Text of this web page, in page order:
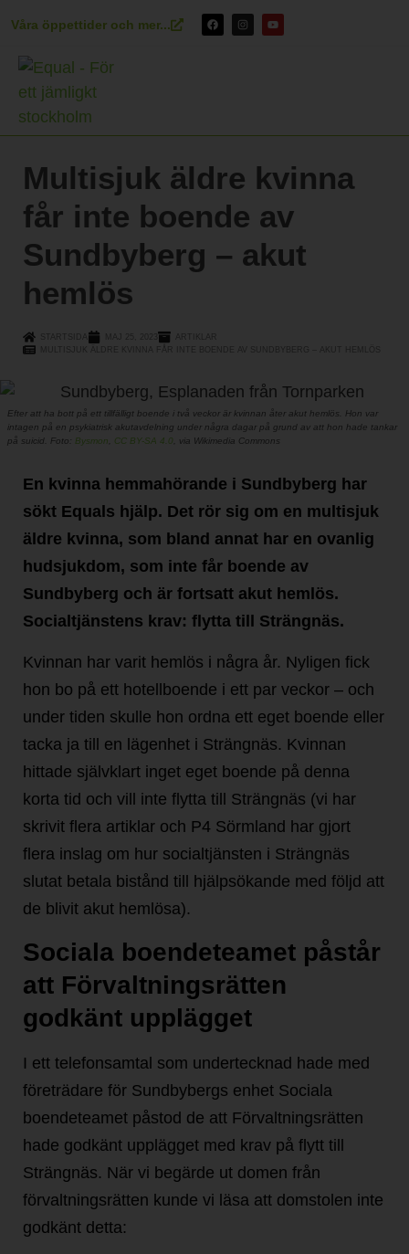
Våra öppettider och mer...
Multisjuk äldre kvinna
får inte boende av
Sundbyberg – akut
hemlös
Efter att ha bott på ett tillfälligt boende i två veckor är kvinnan åter akut hemlös. Hon var
intagen på en psykiatrisk akutavdelning under några dagar på grund av att hon hade tankar
på suicid. Foto: Bysmon CC BY-SA 4.0 , via Wikimedia Commons
En kvinna hemmahörande i Sundbyberg har
sökt Equals hjälp. Det rör sig om en multisjuk
äldre kvinna, som bland annat har en ovanlig
hudsjukdom, som inte får boende av
Sundbyberg och är fortsatt akut hemlös.
Socialtjänstens krav: flytta till Strängnäs.
Kvinnan har varit hemlös i några år. Nyligen fick
hon bo på ett hotellboende i ett par veckor – och
under tiden skulle hon ordna ett eget boende eller
tacka ja till en lägenhet i Strängnäs. Kvinnan
hittade självklart inget eget boende på denna
korta tid och vill inte flytta till Strängnäs (vi har
skrivit flera artiklar och P4 Sörmland har gjort
flera inslag om hur socialtjänsten i Strängnäs
slutat betala bistånd till hjälpsökande med följd att
de blivit akut hemlösa).
Sociala boendeteamet påstår
att Förvaltningsrätten
godkänt upplägget
I ett telefonsamtal som undertecknad hade med
företrädare för Sundbybergs enhet Sociala
boendeteamet påstod de att Förvaltningsrätten
hade godkänt upplägget med krav på flytt till
Strängnäs. När vi begärde ut domen från
förvaltningsrätten kunde vi läsa att domstolen inte
godkänt detta: